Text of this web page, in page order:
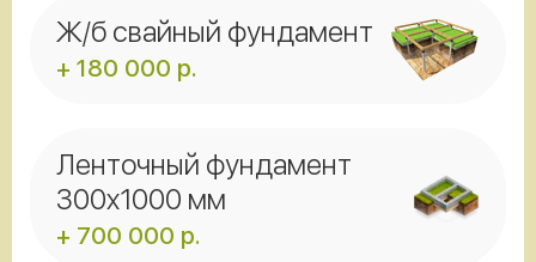
Ж/б свайный фундамент
+ 180 000 р.
Ленточный фундамент
300x1000 мм
+ 700 000 р.